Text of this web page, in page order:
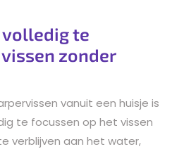
volledig te
zonder
vanuit een huisje is
te focussen op het vissen
verblijven aan het water,